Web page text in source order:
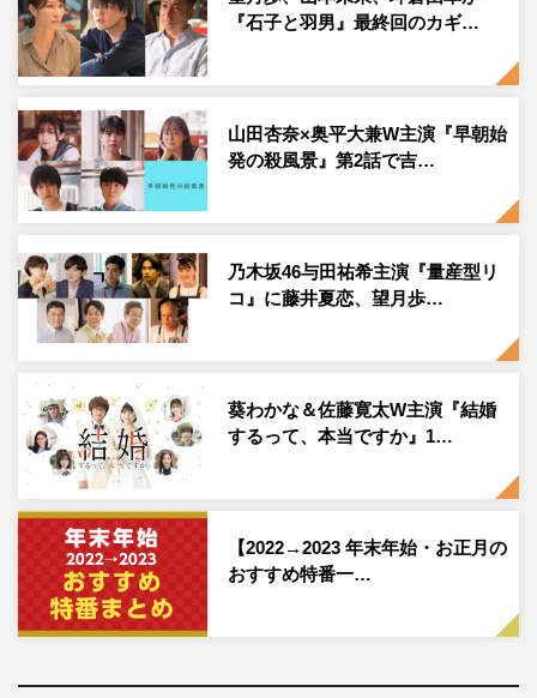
2016年の『信長燃ゆ』以来7年ぶりのこと。
物語は、現代に生きるごく普通の会社員の若者が、実家か
大生の付き添いで、『開運！なんでも鑑定団』に出演する
ことになり、収録当日、突然現れた鑑定人風の老人から
「これは真筆」だと声をかけられるところから始まる。老
娘・お仙の儚い恋物語を語り出し…。
時は江戸時代。三代将軍の座が決まっていた家光は窮屈な
毎日と自らの将来に嫌気が差し、「自分は世間を知らぬ池
の中の鯉のようだ。将軍の器ではない！」と周囲に反発。
そこで教育係だった大久保彦左衛門が一計を案じ、江戸の
魚屋・太助に家光を預け、魚屋修行をさせることに。最初
は市井の人々の暮らしぶりに戸惑う家光だったが、少しず
つその自由さが楽しくなっていく。
そしてある時、町娘のお仙に出会って恋に落ち、「もう城
には戻りたくない…」と思うほどに心が揺れ動く家光。そ
『石子と羽男』最終回のカギ…
山田杏奈×奥平大兼W主演『早朝始
発の殺風景』第2話で吉…
乃木坂46与田祐希主演『量産型リ
コ』に藤井夏恋、望月歩…
葵わかな＆佐藤寛太W主演『結婚
するって、本当ですか』1…
【2022→2023 年末年始・お正月の
おすすめ特番一…